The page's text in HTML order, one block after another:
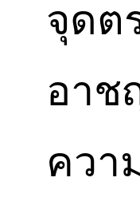
จุดต
อาช
ควา